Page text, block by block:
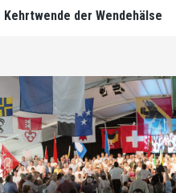
Kehrtwende der Wendehälse